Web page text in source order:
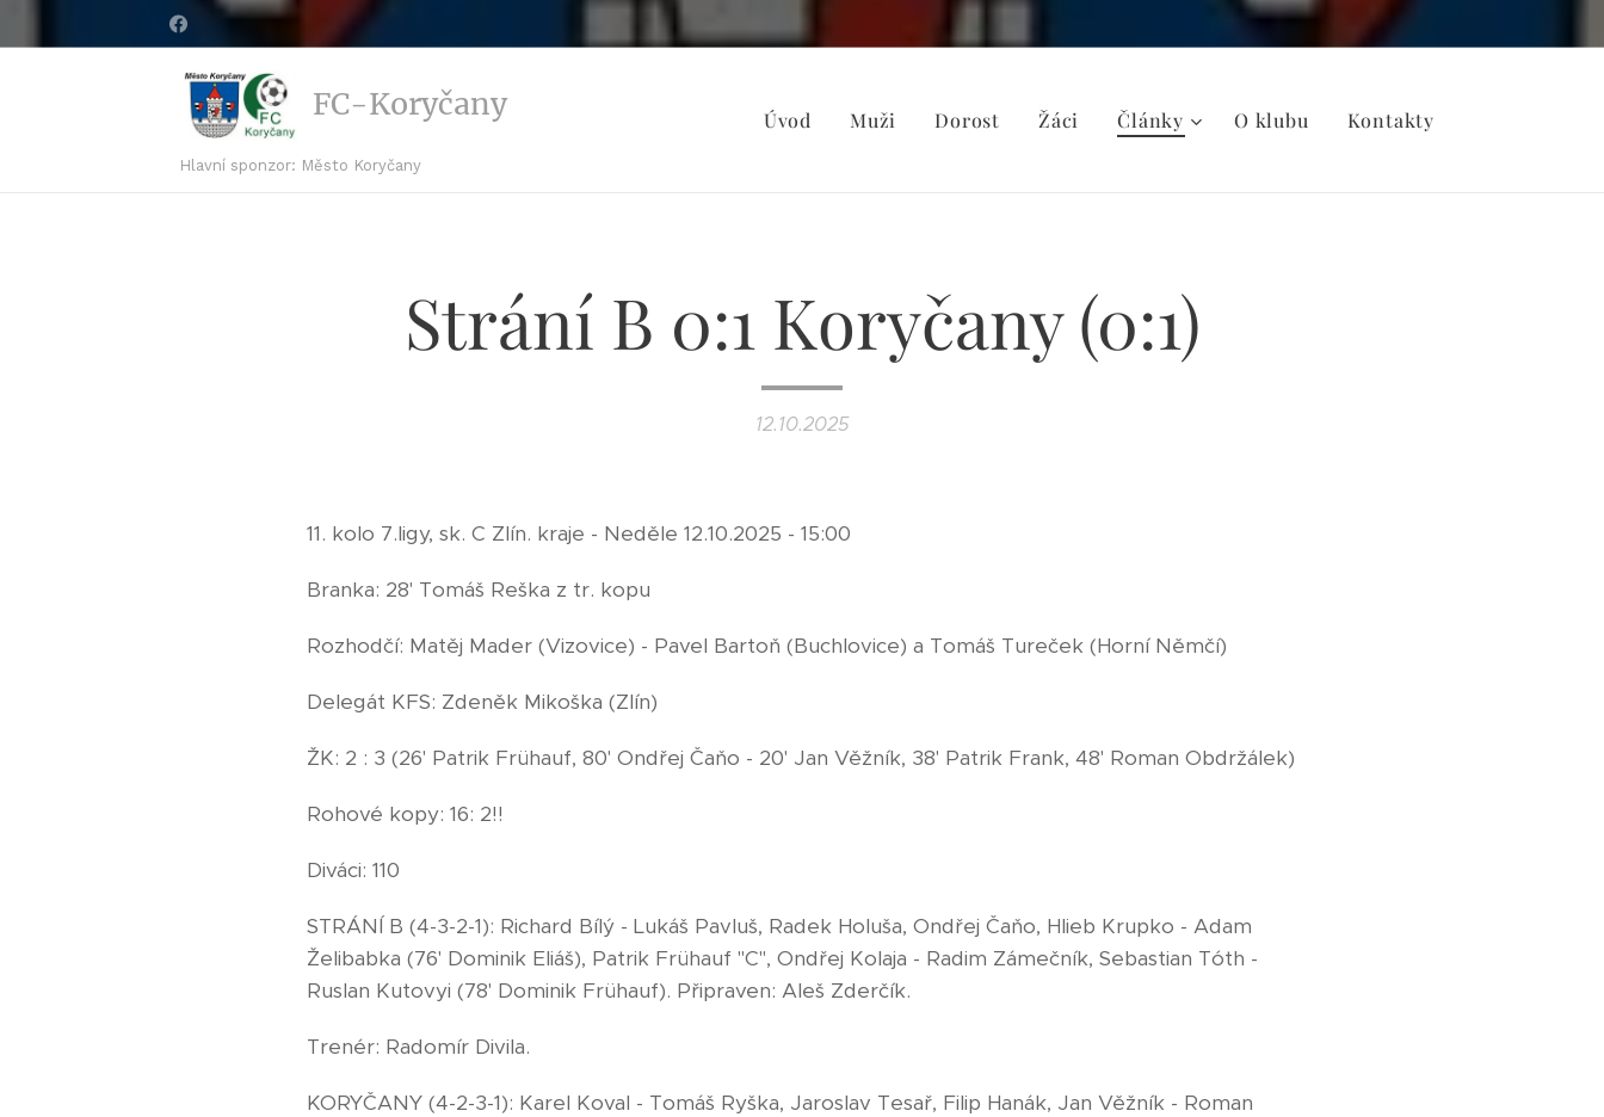
FC-Koryčany
Hlavní sponzor: Město Koryčany
Úvod Muži Dorost Žáci Články O klubu Kontakty
Strání B 0:1 Koryčany (0:1)
12.10.2025
11. kolo 7.ligy, sk. C Zlín. kraje - Neděle 12.10.2025 - 15:00
Branka: 28' Tomáš Reška z tr. kopu
Rozhodčí: Matěj Mader (Vizovice) - Pavel Bartoň (Buchlovice) a Tomáš Tureček (Horní Němčí)
Delegát KFS: Zdeněk Mikoška (Zlín)
ŽK: 2 : 3 (26' Patrik Frühauf, 80' Ondřej Čaňo - 20' Jan Věžník, 38' Patrik Frank, 48' Roman Obdržálek)
Rohové kopy: 16: 2!!
Diváci: 110
STRÁNÍ B (4-3-2-1): Richard Bílý - Lukáš Pavluš, Radek Holuša, Ondřej Čaňo, Hlieb Krupko - Adam
Želibabka (76' Dominik Eliáš), Patrik Frühauf "C", Ondřej Kolaja - Radim Zámečník, Sebastian Tóth -
Ruslan Kutovyi (78' Dominik Frühauf). Připraven: Aleš Zderčík.
Trenér: Radomír Divila.
KORYČANY (4-2-3-1): Karel Koval - Tomáš Ryška, Jaroslav Tesař, Filip Hanák, Jan Věžník - Roman